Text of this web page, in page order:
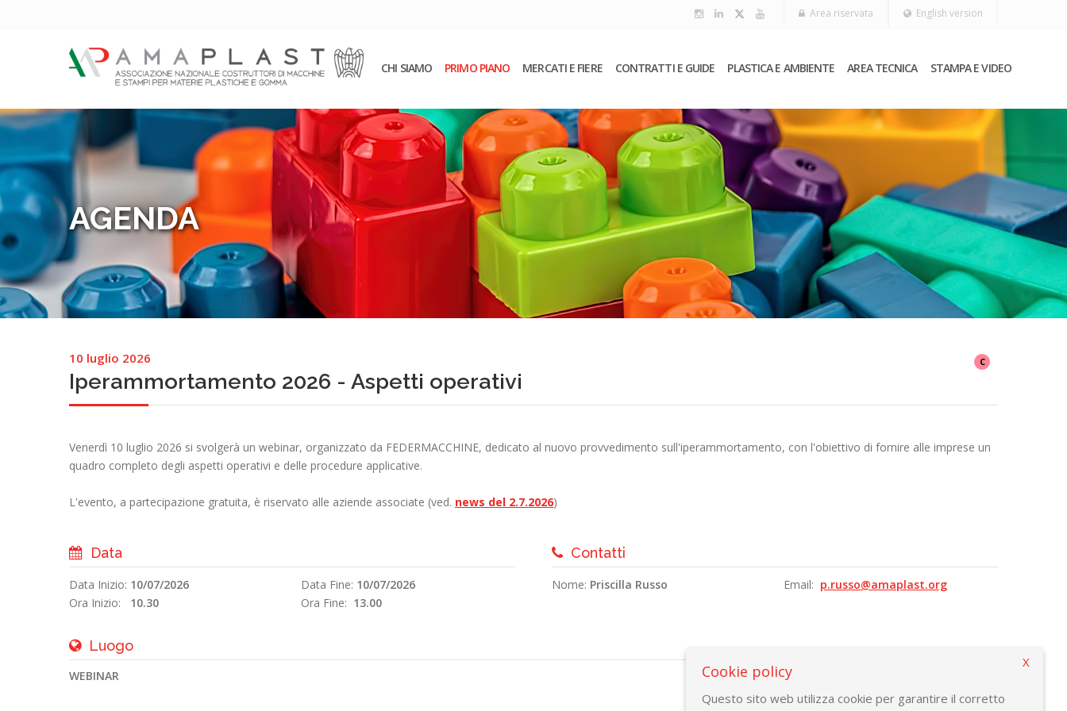
English version
Area riservata
CHI SIAMO PRIMO PIANO MERCATI E FIERE CONTRATTI E GUIDE PLASTICA E AMBIENTE AREA TECNICA STAMPA E VIDEO
AGENDA
10 luglio 2026 C
Iperammortamento 2026 - Aspetti operativi
Venerdì 10 luglio 2026 si svolgerà un webinar, organizzato da FEDERMACCHINE, dedicato al nuovo provvedimento sull'iperammortamento, con l'obiettivo di fornire alle imprese un
quadro completo degli aspetti operativi e delle procedure applicative.
L'evento, a partecipazione gratuita, è riservato alle aziende associate (ved. news del 2.7.2026)
Data
Data Inizio: 10/07/2026 Data Fine: 10/07/2026
Ora Inizio: 10.30 Ora Fine: 13.00
Contatti
Nome: Priscilla Russo Email: p.russo@amaplast.org
Luogo
WEBINAR Cookie policy
Questo sito web utilizza cookie per garantire il corretto
X